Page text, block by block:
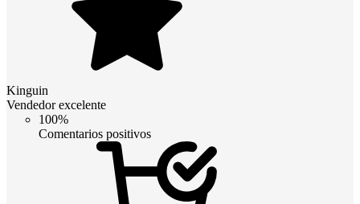
Kinguin
Vendedor excelente
100%
Comentarios positivos